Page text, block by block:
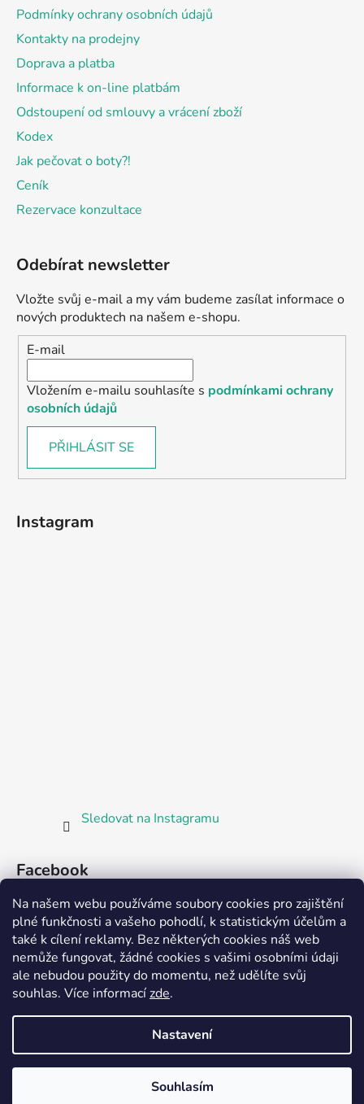
Na našem webu používáme soubory cookies pro zajištění
plné funkčnosti a vašeho pohodlí, k statistickým účelům a
také k cílení reklamy. Bez některých cookies náš web
nemůže fungovat, žádné cookies s vašimi osobními údaji
ale nebudou použity do momentu, než udělíte svůj
souhlas. Více informacízde.
Nastavení
Souhlasím
Podmínky ochrany osobních údajů
Kontakty na prodejny
Doprava a platba
Informace k on-line platbám
Odstoupení od smlouvy a vrácení zboží
Kodex
Jak pečovat o boty?!
Ceník
Rezervace konzultace
Odebírat newsletter
Vložte svůj e-mail a my vám budeme zasílat informace o
nových produktech na našem e-shopu.
E-mail
Vložením e-mailu souhlasíte s podmínkami ochrany
osobních údajů
PŘIHLÁSIT SE
Instagram
Sledovat na Instagramu
Facebook
Partnerská prodejna Barefoot Plzeň
Vytvořil Shoptet
Bosorka Plzeň